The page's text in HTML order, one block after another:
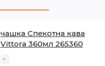
чашка Спекотна кава
Vittora 360мл 265360